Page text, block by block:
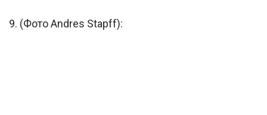
9. (Фото Andres Stapff):